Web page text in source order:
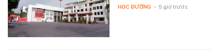
HỌC ĐƯỜNG - 5 giờ trước